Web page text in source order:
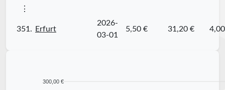
⋮
351. Erfurt
2026-
03-01
5,50 € 31,20 €
300,00 €